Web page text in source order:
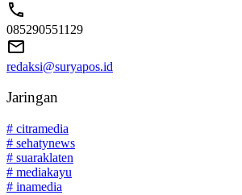
085290551129
redaksi@suryapos.id
Jaringan
# citramedia
# sehatynews
# suaraklaten
# mediakayu
# inamedia